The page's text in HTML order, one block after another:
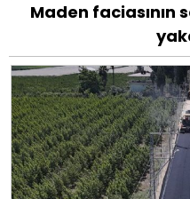
Maden faciasının